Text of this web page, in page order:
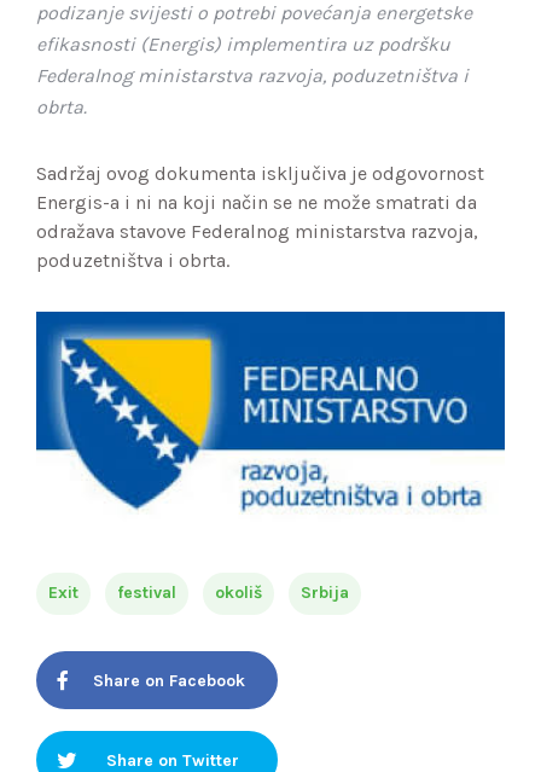
podizanje svijesti o potrebi povećanja energetske
efikasnosti (Energis) implementira uz podršku
Federalnog ministarstva razvoja, poduzetništva i
obrta.
Sadržaj ovog dokumenta isključiva je odgovornost
Energis-a i ni na koji način se ne može smatrati da
odražava stavove Federalnog ministarstva razvoja,
poduzetništva i obrta.
Exit festival okoliš Srbija
Share on Facebook
Share on Twitter